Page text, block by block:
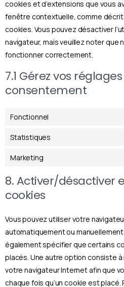
cookies et d’extensions que vous
fenêtre contextuelle, comme
cookies. Vous pouvez désactiver
navigateur, mais veuillez noter que
fonctionner correctement.
7.1 Gérez vos
consentement
Fonctionnel
Statistiques
Marketing
8. Activer/désactiver
cookies
Vous pouvez utiliser votre
automatiquement ou
également spécifier que certains
placés. Une autre option consiste
votre navigateur Internet afin que
chaque fois qu’un cookie est placé.